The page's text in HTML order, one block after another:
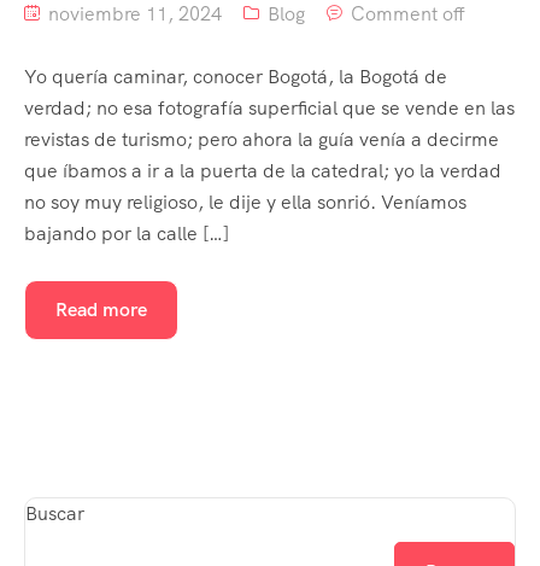
noviembre 11, 2024 Blog Comment off
Yo quería caminar, conocer Bogotá, la Bogotá de
verdad; no esa fotografía superficial que se vende en las
revistas de turismo; pero ahora la guía venía a decirme
que íbamos a ir a la puerta de la catedral; yo la verdad
no soy muy religioso, le dije y ella sonrió. Veníamos
bajando por la calle […]
Read more
Buscar